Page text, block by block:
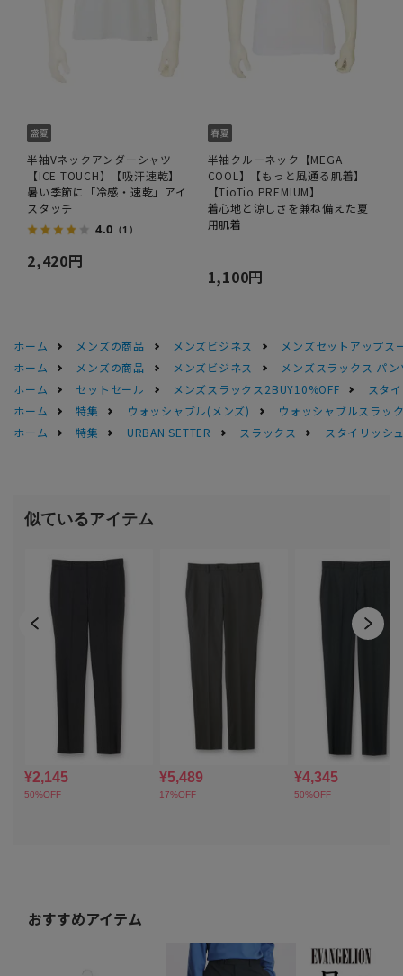
半袖Vネックアンダーシャツ
【ICE TOUCH】【吸汗速乾】
暑い季節に「冷感・速乾」アイ
スタッチ
4.0 （1）
2,420円
半袖クルーネック【MEGA
COOL】【もっと風通る肌着】
【TioTio PREMIUM】
着心地と涼しさを兼ね備えた夏
用肌着
1,100円
ホーム メンズの商品 メンズビジネス
メンズセットアップス
ホーム
メンズの商品 メンズビジネス
メンズスラックス パン
ホーム
セットセール メンズスラックス2BUY10%OFF
スタ
ホーム
特集 ウォッシャブル(メンズ)
ウォッシャブルスラッ
ホーム
特集 URBAN SETTER スラックス スタイリッシ